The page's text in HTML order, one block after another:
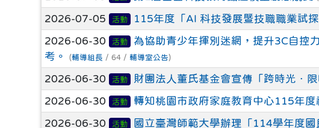
2026-07-05 活動 115年度「AI 科技發展暨技職職業試探
2026-06-30 活動
為協助青少年揮別迷網，提升3C自控
考。
(輔導組長 / 64 / 輔導室公告)
2026-06-30 活動 財團法人董氏基金會宣傳「跨時光．
2026-06-30 活動 轉知桃園市政府家庭教育中心115年
2026-06-30 活動
國立臺灣師範大學辦理「114學年度